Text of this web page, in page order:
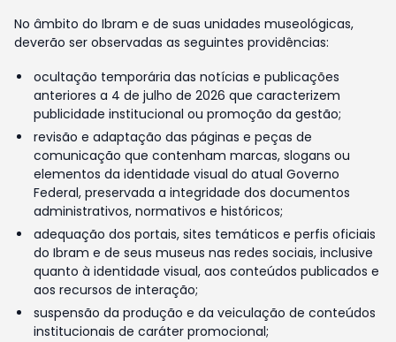
No âmbito do Ibram e de suas unidades museológicas,
deverão ser observadas as seguintes providências:
ocultação temporária das notícias e publicações
anteriores a 4 de julho de 2026 que caracterizem
publicidade institucional ou promoção da gestão;
revisão e adaptação das páginas e peças de
comunicação que contenham marcas, slogans ou
elementos da identidade visual do atual Governo
Federal, preservada a integridade dos documentos
administrativos, normativos e históricos;
adequação dos portais, sites temáticos e perfis oficiais
do Ibram e de seus museus nas redes sociais, inclusive
quanto à identidade visual, aos conteúdos publicados e
aos recursos de interação;
suspensão da produção e da veiculação de conteúdos
institucionais de caráter promocional;